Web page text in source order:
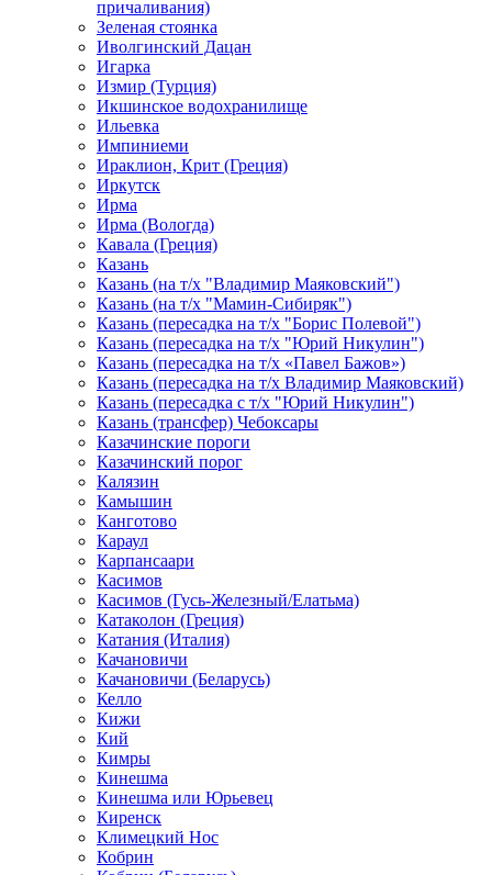
причаливания)
Зеленая стоянка
Иволгинский Дацан
Игарка
Измир (Турция)
Икшинское водохранилище
Ильевка
Импиниеми
Ираклион, Крит (Греция)
Иркутск
Ирма
Ирма (Вологда)
Кавала (Греция)
Казань
Казань (на т/х "Владимир Маяковский")
Казань (на т/х "Мамин-Сибиряк")
Казань (пересадка на т/х "Борис Полевой")
Казань (пересадка на т/х "Юрий Никулин")
Казань (пересадка на т/х «Павел Бажов»)
Казань (пересадка на т/х Владимир Маяковский)
Казань (пересадка с т/х "Юрий Никулин")
Казань (трансфер) Чебоксары
Казачинские пороги
Казачинский порог
Калязин
Камышин
Канготово
Караул
Карпансаари
Касимов
Касимов (Гусь-Железный/Елатьма)
Катаколон (Греция)
Катания (Италия)
Качановичи
Качановичи (Беларусь)
Келло
Кижи
Кий
Кимры
Кинешма
Кинешма или Юрьевец
Киренск
Климецкий Нос
Кобрин